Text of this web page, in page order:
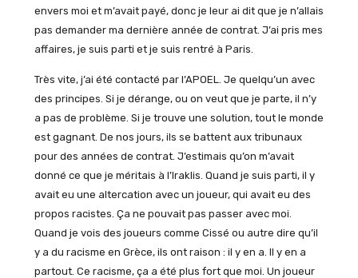
envers moi et m’avait payé, donc je leur ai dit que je n’allais
pas demander ma dernière année de contrat. J’ai pris mes
affaires, je suis parti et je suis rentré à Paris.
Très vite, j’ai été contacté par l’APOEL. Je quelqu’un avec
des principes. Si je dérange, ou on veut que je parte, il n’y
a pas de problème. Si je trouve une solution, tout le monde
est gagnant. De nos jours, ils se battent aux tribunaux
pour des années de contrat. J’estimais qu’on m’avait
donné ce que je méritais à l’Iraklis. Quand je suis parti, il y
avait eu une altercation avec un joueur, qui avait eu des
propos racistes. Ça ne pouvait pas passer avec moi.
Quand je vois des joueurs comme Cissé ou autre dire qu’il
y a du racisme en Grèce, ils ont raison : il y en a. Il y en a
partout. Ce racisme, ça a été plus fort que moi. Un joueur